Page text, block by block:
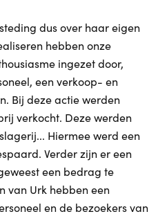
dus over haar eigen
hebben onze
ingezet door,
een verkoop- en
Bij deze actie werden
verkocht. Deze werden
Hiermee werd een
Verder zijn er een
een bedrag te
van Urk hebben een
en de bezoekers van